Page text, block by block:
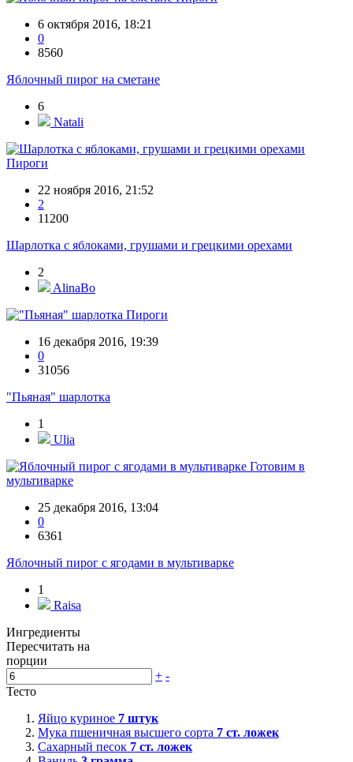
6 октября 2016, 18:21
0
8560
Яблочный пирог на сметане
6
Natali
Пироги
22 ноября 2016, 21:52
2
11200
Шарлотка с яблоками, грушами и грецкими орехами
2
AlinaBo
Пироги
16 декабря 2016, 19:39
0
31056
"Пьяная" шарлотка
1
Ulia
Готовим в
мультиварке
25 декабря 2016, 13:04
0
6361
Яблочный пирог с ягодами в мультиварке
1
Raisa
Ингредиенты
Пересчитать на
порции
+ -
Тесто
Яйцо куриное 7 штук
Мука пшеничная высшего сорта 7 ст. ложек
Сахарный песок 7 ст. ложек